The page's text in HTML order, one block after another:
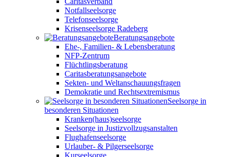
Notfallseelsorge
Telefonseelsorge
Krisenseelsorge Radeberg
Beratungsangebote
Ehe-, Familien- & Lebensberatung
NFP-Zentrum
Flüchtlingsberatung
Caritasberatungsangebote
Sekten- und Weltanschauungsfragen
Demokratie und Rechtsextremismus
Seelsorge in
besonderen Situationen
Kranken(haus)seelsorge
Seelsorge in Justizvollzugsanstalten
Flughafenseelsorge
Urlauber- & Pilgerseelsorge
Kurseelsorge